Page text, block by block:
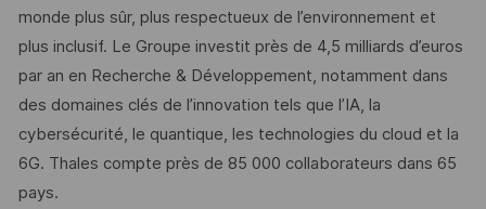
monde plus sûr, plus respectueux de l’environnement et
plus inclusif. Le Groupe investit près de 4,5 milliards d’euros
par an en Recherche & Développement, notamment dans
des domaines clés de l’innovation tels que l’IA, la
cybersécurité, le quantique, les technologies du cloud et la
6G. Thales compte près de 85 000 collaborateurs dans 65
pays. ​